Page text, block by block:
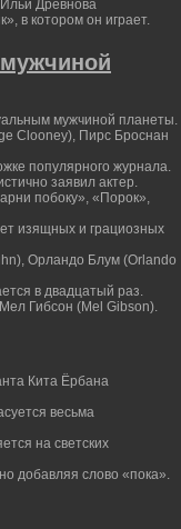
Древнова
в котором он играет.
мужчиной планеты.
Clooney), Пирс Броснан
популярного журнала.
заявил актер.
побоку», «Порок»,
изящных и грациозных
Орландо Блум (Orlando
в двадцатый раз.
Гибсон (Mel Gibson).
Кита Ёрбана
весьма
на светских
добавляя слово «пока».